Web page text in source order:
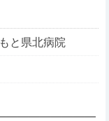
と県北病院